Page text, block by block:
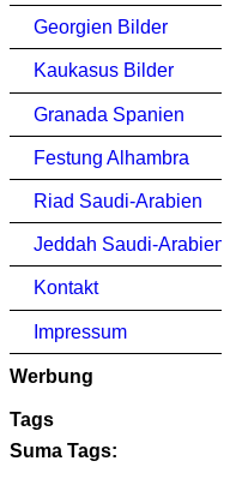
Georgien Bilder
Kaukasus Bilder
Granada Spanien
Festung Alhambra
Riad Saudi-Arabien
Jeddah Saudi-Arabien
Kontakt
Impressum
Werbung
Tags
Suma Tags: